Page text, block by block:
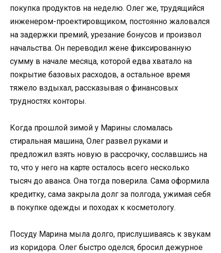
покупка продуктов на неделю. Олег же, трудящийся
инженером-проектировщиком, постоянно жаловался
на задержки премий, урезание бонусов и произвол
начальства. Он переводил жене фиксированную
сумму в начале месяца, которой едва хватало на
покрытие базовых расходов, а остальное время
тяжело вздыхал, рассказывая о финансовых
трудностях конторы.
Когда прошлой зимой у Марины сломалась
стиральная машина, Олег развел руками и
предложил взять новую в рассрочку, сославшись на
то, что у него на карте осталось всего несколько
тысяч до аванса. Она тогда поверила. Сама оформила
кредитку, сама закрыла долг за полгода, ужимая себя
в покупке одежды и походах к косметологу.
Посуду Марина мыла долго, прислушиваясь к звукам
из коридора. Олег быстро оделся, бросил дежурное